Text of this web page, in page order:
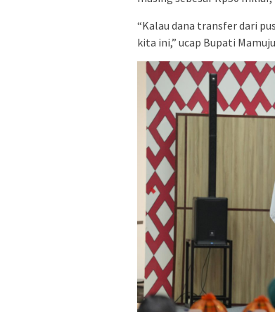
“Kalau dana transfer dari
kita ini,” ucap Bupati